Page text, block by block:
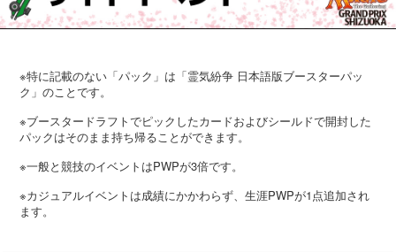
※特に記載のない「パック」は「霊気紛争 日本語版ブースターパッ
ク」のことです。
※ブースタードラフトでピックしたカードおよびシールドで開封した
パックはそのまま持ち帰ることができます。
※一般と競技のイベントはPWPが3倍です。
※カジュアルイベントは成績にかかわらず、生涯PWPが1点追加され
ます。